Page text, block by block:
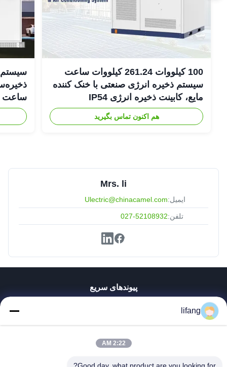
100 کیلووات 261.24 کیلووات ساعت
سیستم ذخیره انرژی صنعتی با خنک کننده
مایع، کابینت ذخیره انرژی IP54
هم اکنون تماس بگیرید
DC
Mrs. li
ایمیل:Ulectric@chinacamel.com
تلفن:027-52108932
پیوندهای سریع
کارخانه تور
lifang
2:22 AM